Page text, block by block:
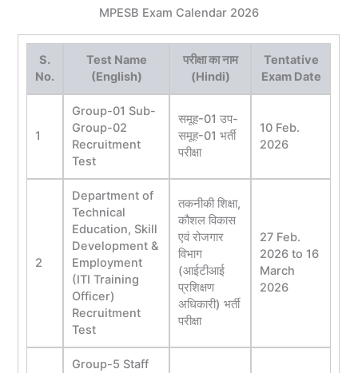
MPESB Exam Calendar 2026
S.
No.
Test Name
(English)
परीक्षा का नाम
(Hindi)
Tentative
Exam Date
1
Group-01 Sub-
Group-02
Recruitment
Test
समूह-01 उप-
समूह-01 भर्ती
परीक्षा
10 Feb.
2026
2
Department of
Technical
Education, Skill
Development &
Employment
(ITI Training
Officer)
Recruitment
Test
तकनीकी शिक्षा,
कौशल विकास
एवं रोजगार
विभाग
(आईटीआई
प्रशिक्षण
अधिकारी) भर्ती
परीक्षा
27 Feb.
2026 to 16
March
2026
Group-5 Staff